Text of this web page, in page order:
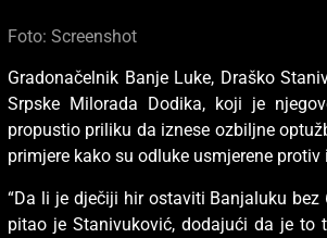
Foto: Screenshot
Gradonačelnik Banje Luke, Draško
Srpske Milorada Dodika, koji je
propustio priliku da iznese ozbiljne
primjere kako su odluke usmjerene protiv
“Da li je dječiji hir ostaviti Banjaluku
pitao je Stanivuković, dodajući da je to